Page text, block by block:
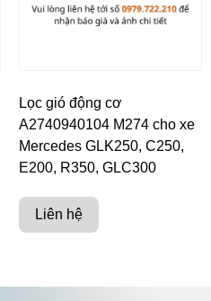
Lọc gió động cơ
A2740940104 M274 cho xe
Mercedes GLK250, C250,
E200, R350, GLC300
Liên hệ